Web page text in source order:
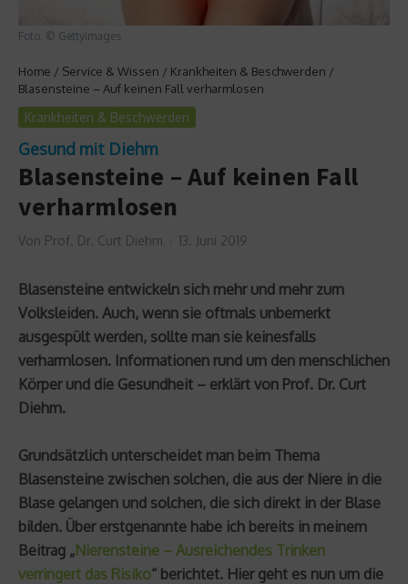
Foto: © Gettyimages
Home / Service & Wissen / Krankheiten & Beschwerden /
Blasensteine – Auf keinen Fall verharmlosen
Krankheiten & Beschwerden
Gesund mit Diehm
Blasensteine – Auf keinen Fall
verharmlosen
Von Prof. Dr. Curt Diehm 13. Juni 2019
Blasensteine entwickeln sich mehr und mehr zum
Volksleiden. Auch, wenn sie oftmals unbemerkt
ausgespült werden, sollte man sie keinesfalls
verharmlosen. Informationen rund um den menschlichen
Körper und die Gesundheit – erklärt von Prof. Dr. Curt
Diehm.
Grundsätzlich unterscheidet man beim Thema
Blasensteine zwischen solchen, die aus der Niere in die
Blase gelangen und solchen, die sich direkt in der Blase
bilden. Über erstgenannte habe ich bereits in meinem
Beitrag „Nierensteine – Ausreichendes Trinken
verringert das Risiko“ berichtet. Hier geht es nun um die